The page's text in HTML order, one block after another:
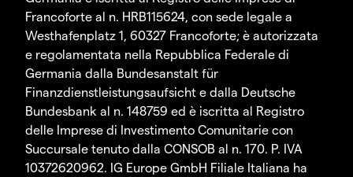
Francoforte al n. HRB115624, con sede legale a
Westhafenplatz 1, 60327 Francoforte; è autorizzata
e regolamentata nella Repubblica Federale di
Germania dalla Bundesanstalt für
Finanzdienstleistungsaufsicht e dalla Deutsche
Bundesbank al n. 148759 ed è iscritta al Registro
delle Imprese di Investimento Comunitarie con
Succursale tenuto dalla CONSOB al n. 170. P. IVA
10372620962. IG Europe GmbH Filiale Italiana ha